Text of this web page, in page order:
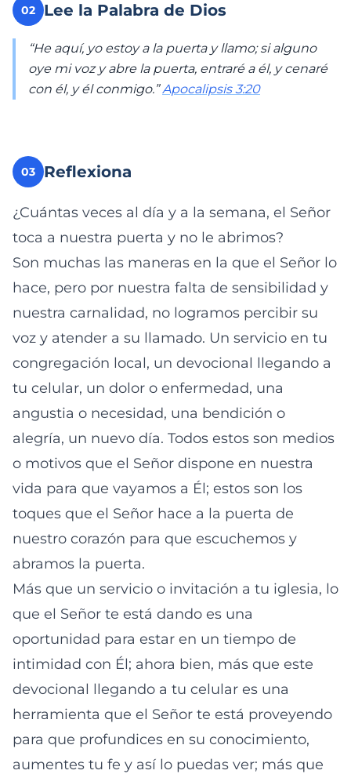
02 Lee la Palabra de Dios
“He aquí, yo estoy a la puerta y llamo; si alguno
oye mi voz y abre la puerta, entraré a él, y cenaré
con él, y él conmigo.”Apocalipsis 3:20
03 Reflexiona
¿Cuántas veces al día y a la semana, el Señor
toca a nuestra puerta y no le abrimos?
Son muchas las maneras en la que el Señor lo
hace, pero por nuestra falta de sensibilidad y
nuestra carnalidad, no logramos percibir su
voz y atender a su llamado. Un servicio en tu
congregación local, un devocional llegando a
tu celular, un dolor o enfermedad, una
angustia o necesidad, una bendición o
alegría, un nuevo día. Todos estos son medios
o motivos que el Señor dispone en nuestra
vida para que vayamos a Él; estos son los
toques que el Señor hace a la puerta de
nuestro corazón para que escuchemos y
abramos la puerta.
Más que un servicio o invitación a tu iglesia, lo
que el Señor te está dando es una
oportunidad para estar en un tiempo de
intimidad con Él; ahora bien, más que este
devocional llegando a tu celular es una
herramienta que el Señor te está proveyendo
para que profundices en su conocimiento,
aumentes tu fe y así lo puedas ver; más que